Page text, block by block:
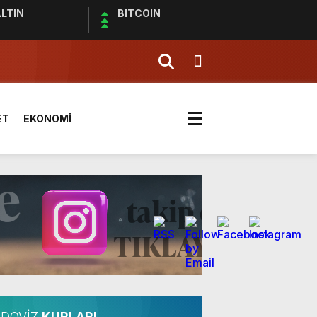
BITCOIN
toplumun olmazsa olmaz
EKONOMİ